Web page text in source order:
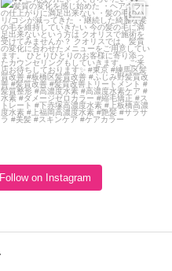
こんな方にやってもらいたい
・髪質の変化を感じ始めた...
5月 8
Follow on Instagram